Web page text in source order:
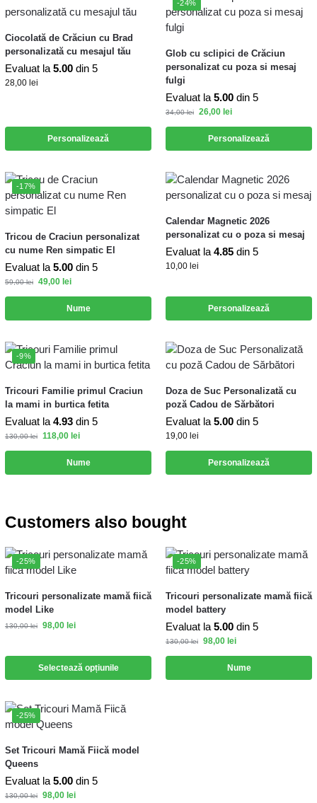
Ciocolată de Crăciun cu Brad
personalizată cu mesajul tău
Evaluat la 5.00 din 5
28,00 lei
Personalizează
-24%
Glob cu sclipici de Crăciun
personalizat cu poza si mesaj
fulgi
Evaluat la 5.00 din 5
34,00lei 26,00 lei
Personalizează
-17%
Tricou de Craciun personalizat
cu nume Ren simpatic El
Evaluat la 5.00 din 5
59,00lei 49,00 lei
Nume
Calendar Magnetic 2026
personalizat cu o poza si mesaj
Evaluat la 4.85 din 5
10,00 lei
Personalizează
-9%
Tricouri Familie primul Craciun
la mami in burtica fetita
Evaluat la 4.93 din 5
130,00lei 118,00 lei
Nume
Doza de Suc Personalizată cu
poză Cadou de Sărbători
Evaluat la 5.00 din 5
19,00 lei
Personalizează
Customers also bought
-25%
Tricouri personalizate mamă fiică
model Like
130,00lei 98,00 lei
Selectează opțiunile
-25%
Tricouri personalizate mamă fiică
model battery
Evaluat la5.00 din 5
130,00lei 98,00 lei
Nume
-25%
Set Tricouri Mamă Fiică model
Queens
Evaluat la5.00 din 5
130,00lei 98,00 lei